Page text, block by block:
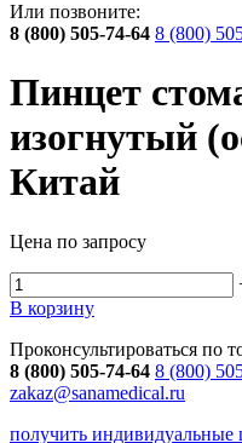
Или позвоните:
8 (800) 505-74-64 8 (800)
Пинцет
изогнутый
Китай
Цена по запросу
В корзину
Проконсультироваться по
8 (800) 505-74-64 8 (800)
zakaz@sanamedical.ru
получить индивидуальные